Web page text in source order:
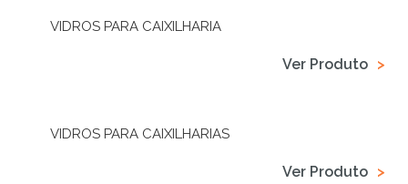
VIDROS PARA CAIXILHARIA
Ver Produto
VIDROS PARA CAIXILHARIAS
Ver Produto